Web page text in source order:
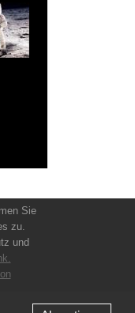
Sie
zu.
und